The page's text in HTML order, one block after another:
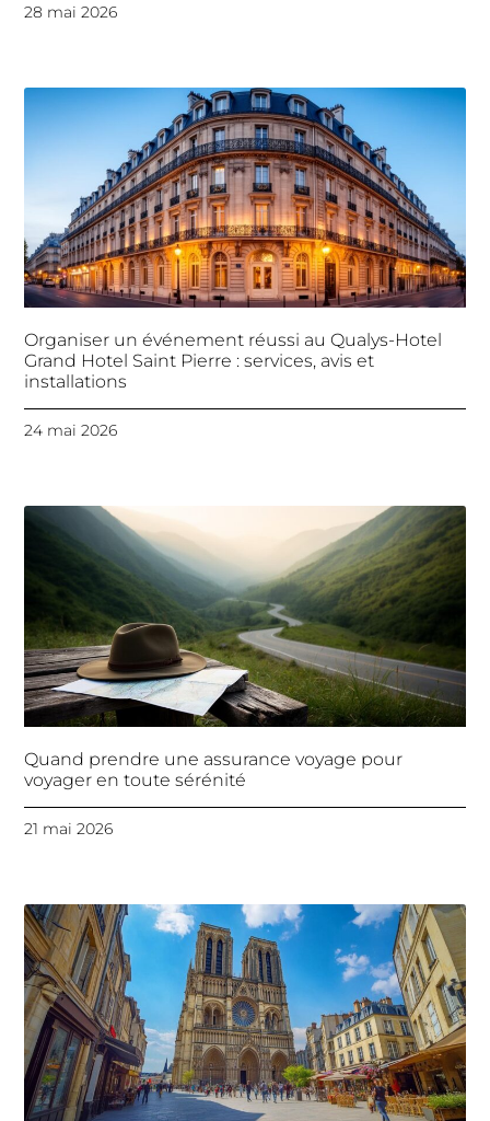
28 mai 2026
Organiser un événement réussi au Qualys-Hotel
Grand Hotel Saint Pierre : services, avis et
installations
24 mai 2026
Quand prendre une assurance voyage pour
voyager en toute sérénité
21 mai 2026